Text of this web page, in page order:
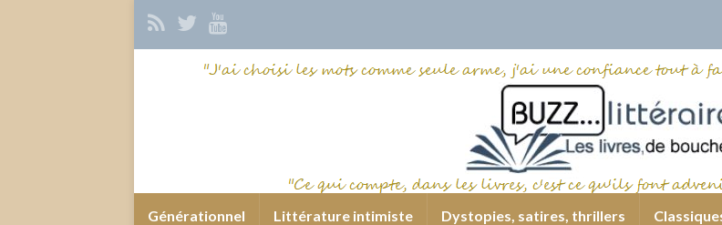
Générationnel Littérature intimiste Dystopies, satires, thrillers